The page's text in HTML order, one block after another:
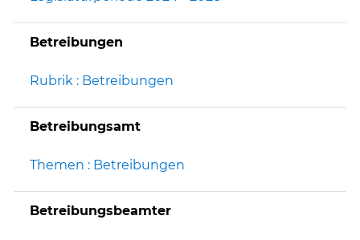
Betreibungen
Rubrik : Betreibungen
Betreibungsamt
Themen : Betreibungen
Betreibungsbeamter